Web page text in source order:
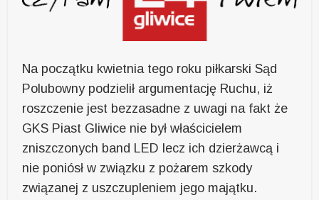
Na początku kwietnia tego roku piłkarski Sąd
Polubowny podzielił argumentację Ruchu, iż
roszczenie jest bezzasadne z uwagi na fakt że
GKS Piast Gliwice nie był właścicielem
zniszczonych band LED lecz ich dzierżawcą i
nie poniósł w związku z pożarem szkody
związanej z uszczupleniem jego majątku.